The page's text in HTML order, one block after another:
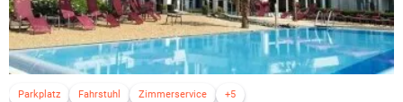
Parkplatz Fahrstuhl Zimmerservice +5